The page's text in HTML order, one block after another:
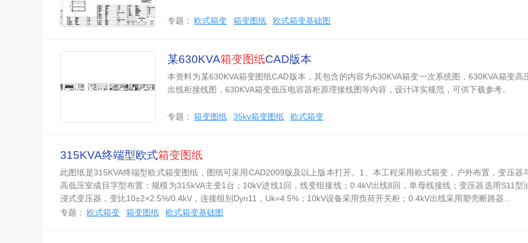
专题： 欧式箱变 箱变图纸 欧式箱变基础图
某630KVA箱变图纸CAD版本
本资料为某630KVA箱变图纸CAD版本，其包含的内容为630KVA箱变一次系统图，630KVA箱变高
出线柜接线图，630KVA箱变低压电容器柜原理接线图等内容，设计详实规范，可供下载参考。
专题： 箱变图纸 35kv箱变图纸 欧式箱变
315KVA终端型欧式箱变图纸
此图纸是315KVA终端型欧式箱变图纸，图纸可采用CAD2009版及以上版本打开。1、本工程采用欧式箱变，户外布置，变压器
高低压室成目字型布置：规模为315kVA主变1台；10kV进线1回，线变组接线；0.4kV出线8回，单母线接线；变压器选用S11型
浸式变压器，变比10±2×2.5%/0.4kV，连接组别Dyn11，Uk=4.5%；10kV设备采用负荷开关柜；0.4kV出线采用塑壳断路器...
专题： 欧式箱变 箱变图纸 欧式箱变基础图